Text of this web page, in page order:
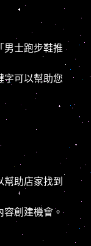
男士跑步鞋推
字可以幫助您
助店家找到
創建機會。